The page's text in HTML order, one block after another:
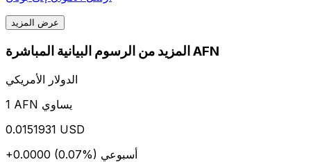
عرض المزيد
المزيد من الرسوم البيانية المباشرة AFN
الدولار الأمريكي
1 AFN يساوي
0.0151931 USD
+0.0000 (0.07%) أسبوعي